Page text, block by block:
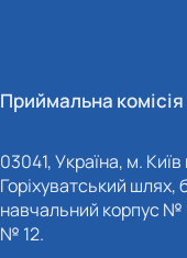
Приймальна комісія
03041, Україна, м. Київ
Горіхуватський шлях,
навчальний корпус №
№ 12.